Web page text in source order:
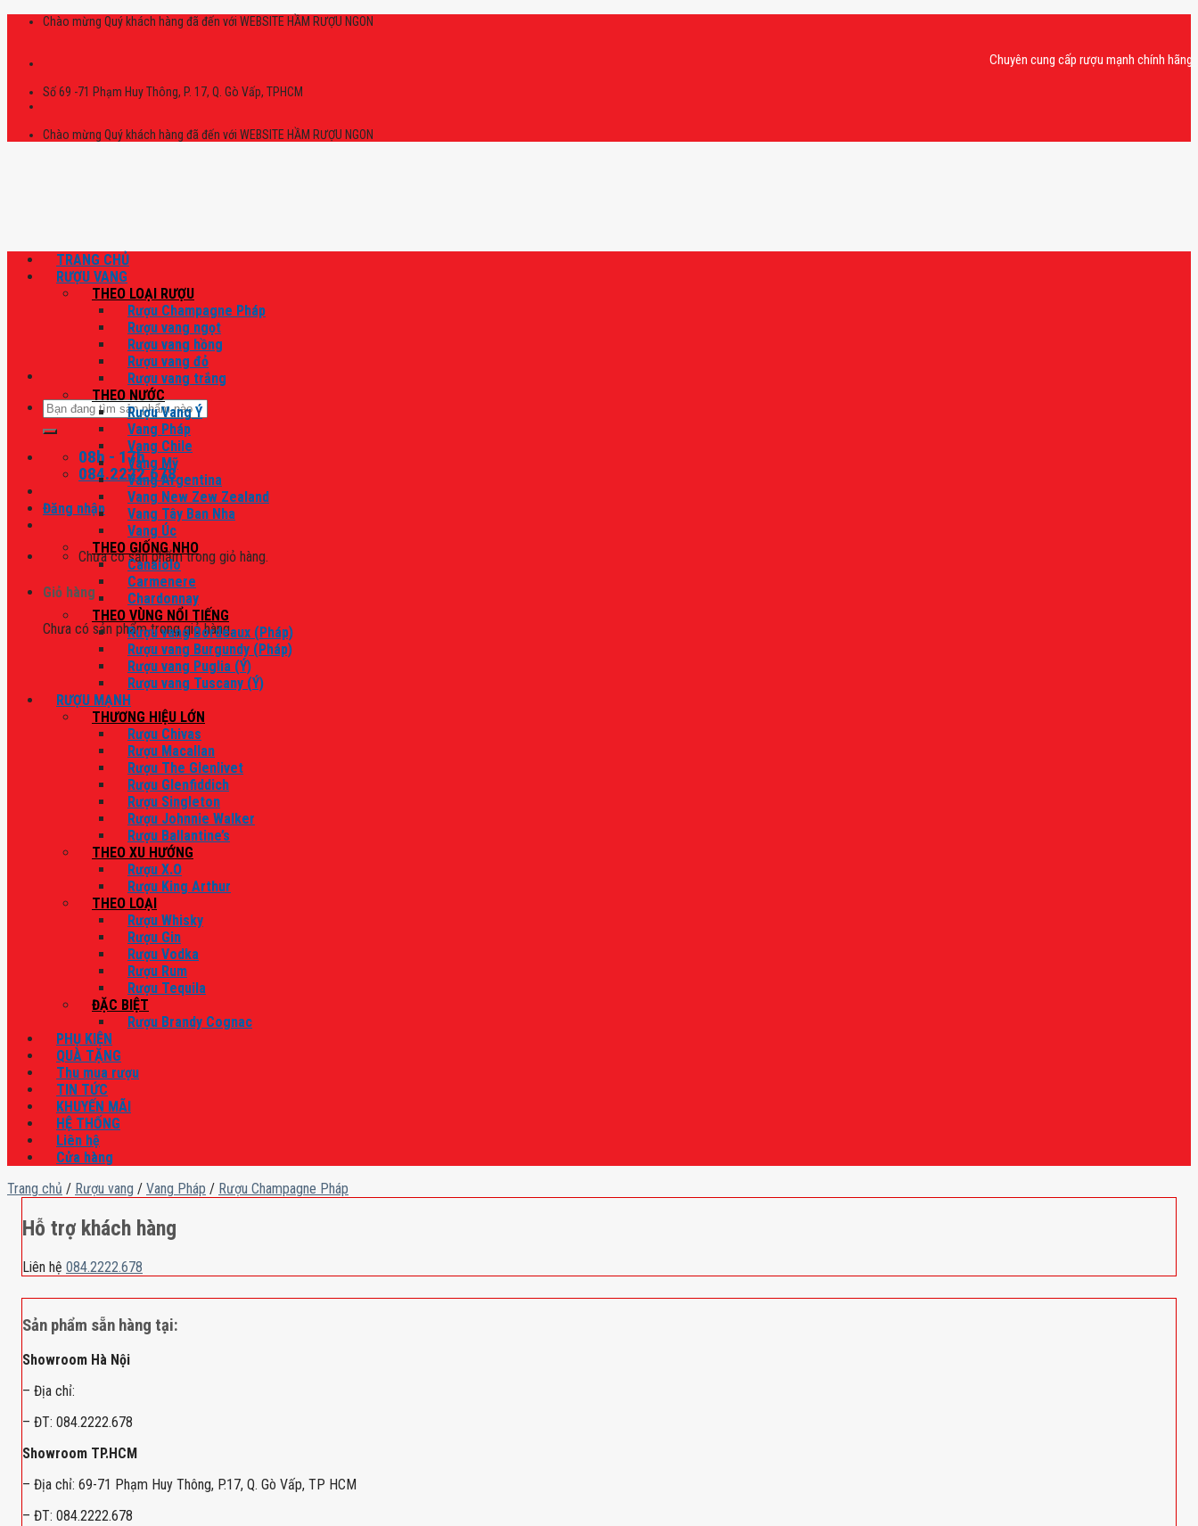
Skip
Chào mừng Quý khách hàng đã đến với WEBSITE HẦM RƯỢU NGON
Chuyên cung cấp rượu mạnh chính hãng,
Số 69 -71 Phạm Huy Thông, P. 17, Q. Gò Vấp, TPHCM
Chào mừng Quý khách hàng đã đến với WEBSITE HẦM RƯỢU NGON
Tìm
kiếm:
08h - 17h
084.2222.678
Đăng nhập
Chưa có sản phẩm trong giỏ hàng.
Giỏ hàng
Chưa có sản phẩm trong giỏ hàng.
TRANG CHỦ
RƯỢU VANG
THEO LOẠI RƯỢU
Rượu Champagne Pháp
Rượu vang ngọt
Rượu vang hồng
Rượu vang đỏ
Rượu vang trắng
THEO NƯỚC
Rượu Vang Ý
Vang Pháp
Vang Chile
Vang Mỹ
Vang Argentina
Vang New Zew Zealand
Vang Tây Ban Nha
Vang Úc
THEO GIỐNG NHO
Canaiolo
Carmenere
Chardonnay
THEO VÙNG NỔI TIẾNG
Rượu vang Bordeaux (Pháp)
Rượu vang Burgundy (Pháp)
Rượu vang Puglia (Ý)
Rượu vang Tuscany (Ý)
RƯỢU MẠNH
THƯƠNG HIỆU LỚN
Rượu Chivas
Rượu Macallan
Rượu The Glenlivet
Rượu Glenfiddich
Rượu Singleton
Rượu Johnnie Walker
Rượu Ballantine’s
THEO XU HƯỚNG
Rượu X.O
Rượu King Arthur
THEO LOẠI
Rượu Whisky
Rượu Gin
Rượu Vodka
Rượu Rum
Rượu Tequila
ĐẶC BIỆT
Rượu Brandy Cognac
PHỤ KIỆN
QUÀ TẶNG
Thu mua rượu
TIN TỨC
KHUYẾN MÃI
HỆ THỐNG
Liên hệ
Cửa hàng
Trang chủ / Rượu vang / Vang Pháp / Rượu Champagne Pháp
Hỗ trợ khách hàng
Liên hệ 084.2222.678
Sản phẩm sẵn hàng tại:
Showroom Hà Nội
– Địa chỉ:
– ĐT: 084.2222.678
Showroom TP.HCM
– Địa chỉ: 69-71 Phạm Huy Thông, P.17, Q. Gò Vấp, TP HCM
– ĐT: 084.2222.678